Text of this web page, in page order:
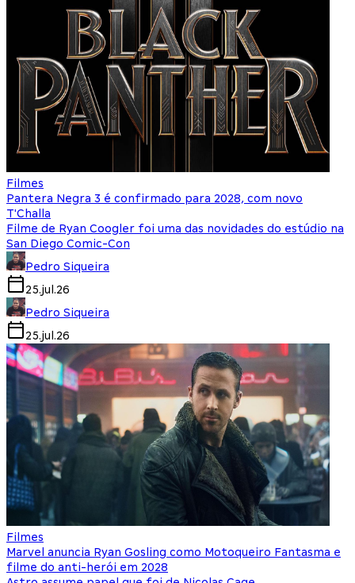
Filmes
Pantera Negra 3 é confirmado para 2028, com novo
T'Challa
Filme de Ryan Coogler foi uma das novidades do estúdio na
San Diego Comic-Con
Pedro Siqueira
25.jul.26
Pedro Siqueira
25.jul.26
Filmes
Marvel anuncia Ryan Gosling como Motoqueiro Fantasma e
filme do anti-herói em 2028